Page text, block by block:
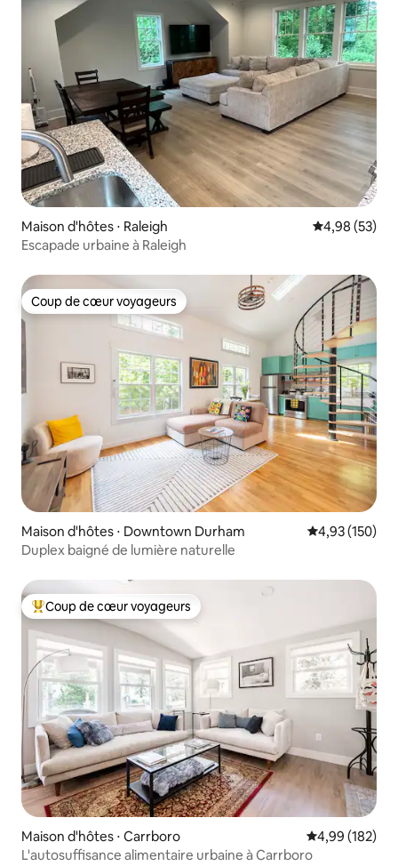
Maison d'hôtes ⋅ Raleigh Évaluation
4,98 (53)
Escapade urbaine à Raleigh
Coup de cœur voyageurs
Coup de cœur voyageurs
Maison d'hôtes ⋅ Downtown Durham Évaluation
4,93 (150)
Duplex baigné de lumière naturelle
Coups de cœur voyageurs les plus appréciés
Coup de cœur voyageurs
Maison d'hôtes ⋅ Carrboro Évaluation
4,99 (182)
L'autosuffisance alimentaire urbaine à Carrboro